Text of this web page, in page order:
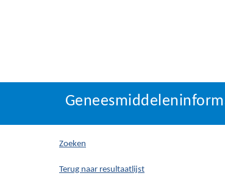
U
hier:
Zoeken
Terug naar resultaatlijst